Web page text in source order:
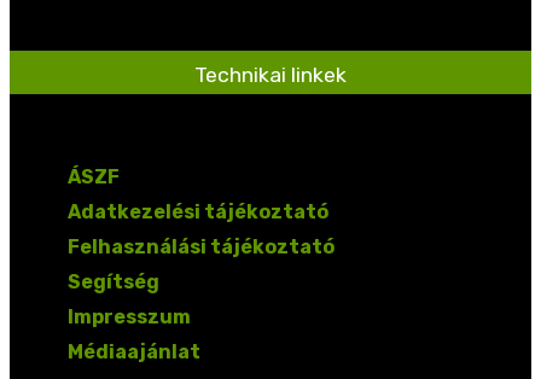
Technikai linkek
ÁSZF
Adatkezelési tájékoztató
Felhasználási tájékoztató
Segítség
Impresszum
Médiaajánlat